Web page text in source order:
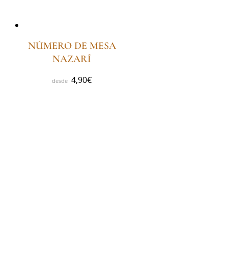
NÚMERO DE MESA
NAZARÍ
4,90€